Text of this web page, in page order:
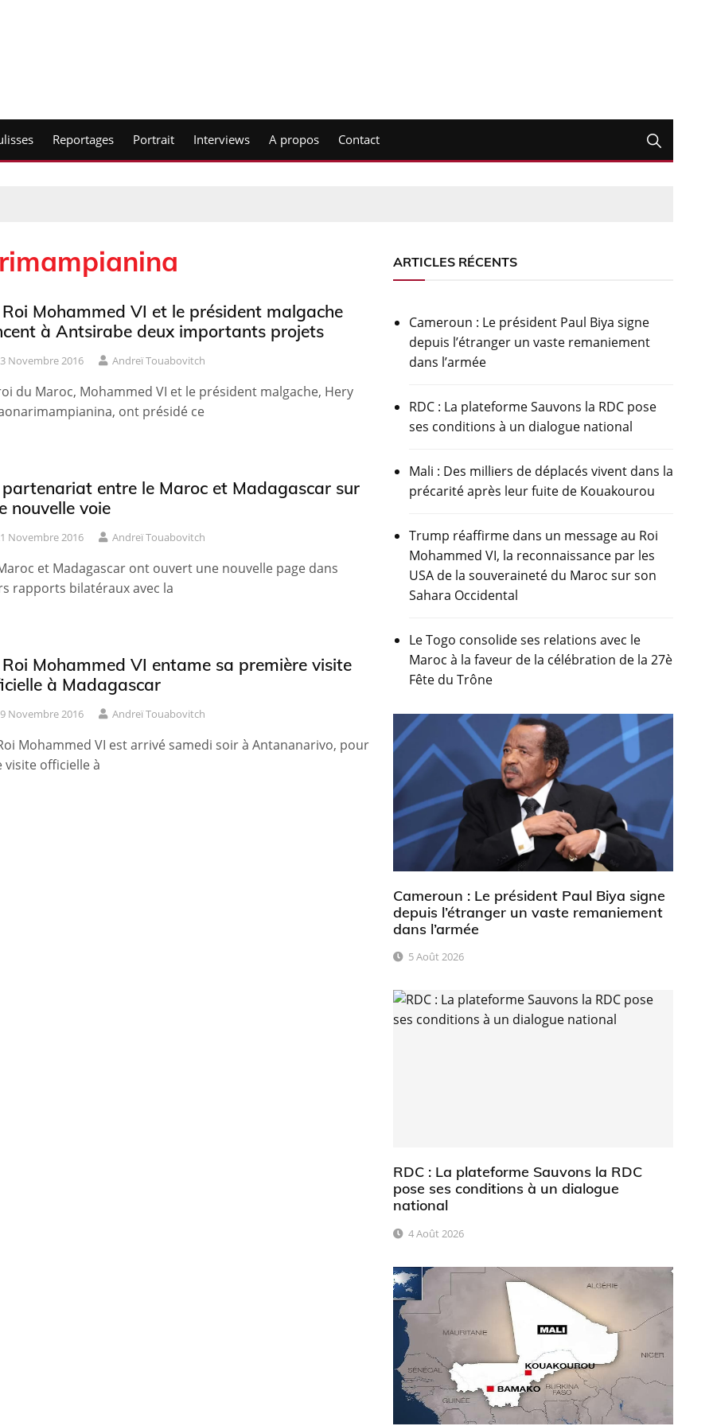
Reportages Portrait Interviews A propos Contact
Roi Mohammed VI et le président malgache
à Antsirabe deux importants projets
Novembre 2016 Andreï Touabovitch
du Maroc, Mohammed VI et le président malgache, Hery
ont présidé ce
partenariat entre le Maroc et Madagascar sur
nouvelle voie
Novembre 2016 Andreï Touabovitch
et Madagascar ont ouvert une nouvelle page dans
rapports bilatéraux avec la
Roi Mohammed VI entame sa première visite
à Madagascar
Novembre 2016 Andreï Touabovitch
Mohammed VI est arrivé samedi soir à Antananarivo, pour
visite officielle à
ARTICLES RÉCENTS
Cameroun : Le président Paul Biya signe
depuis l’étranger un vaste remaniement
dans l’armée
RDC : La plateforme Sauvons la RDC pose
ses conditions à un dialogue national
Mali : Des milliers de déplacés vivent dans la
précarité après leur fuite de Kouakourou
Trump réaffirme dans un message au Roi
Mohammed VI, la reconnaissance par les
USA de la souveraineté du Maroc sur son
Sahara Occidental
Le Togo consolide ses relations avec le
Maroc à la faveur de la célébration de la 27è
Fête du Trône
Cameroun : Le président Paul Biya signe
depuis l’étranger un vaste remaniement
dans l’armée
5 Août 2026
RDC : La plateforme Sauvons la RDC
pose ses conditions à un dialogue
national
4 Août 2026